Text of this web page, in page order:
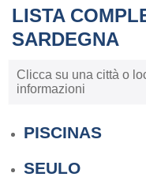
LISTA
SARDEGNA
Clicca su una città o
informazioni
PISCINAS
SEULO